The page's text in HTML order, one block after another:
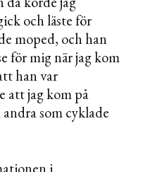
och läste för
moped, och han
för mig när jag kom
han var
att jag kom på
som cyklade
i